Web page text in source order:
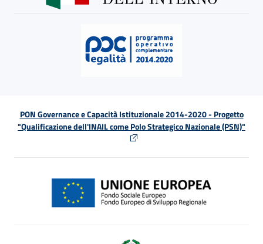
PON Governance e Capacità Istituzionale 2014-2020 - Progetto
"Qualificazione dell'INAIL come Polo Strategico Nazionale (PSN)"